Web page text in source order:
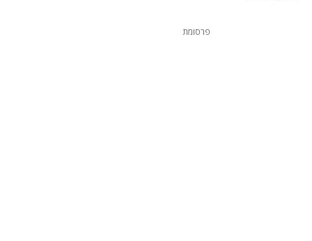
פרסומת